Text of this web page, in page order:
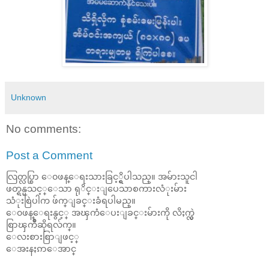
Unknown
No comments:
Post a Comment
လြတ္လပ္စြာ ေ၀ဖန္ေရးသားခြင့္ရွိပါသည္။ အမ်ားသူငါ
ဖတ္ရန္မသင့္ေသာ ရုိင္းျပေသာစကားလံုးမ်ား
သံုးစြဲပါက ဖ်က္ျခင္းခံရပါမည္။
ေ၀ဖန္ေရးနွင့္ အၾကံေပးျခင္းမ်ားကို လိႈက္လွဲ
စြာၾကိဳဆိုရလ်က္။
ေလးစားစြာျဖင့္
ေအးနႏၵာေအာင္